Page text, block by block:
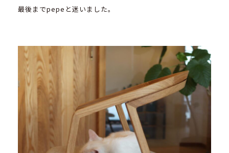
最後までpepeと迷いました。